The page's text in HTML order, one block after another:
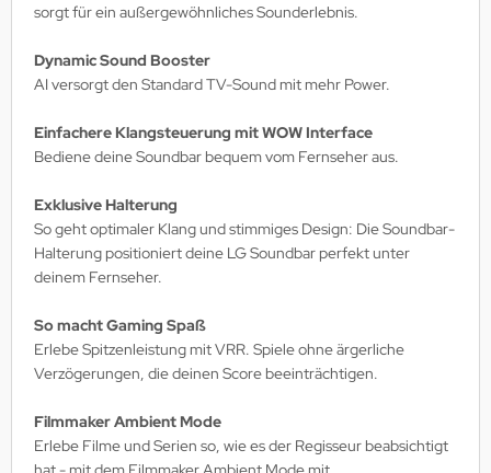
sorgt für ein außergewöhnliches Sounderlebnis.
Dynamic Sound Booster
AI versorgt den Standard TV-Sound mit mehr Power.
Einfachere Klangsteuerung mit WOW Interface
Bediene deine Soundbar bequem vom Fernseher aus.
Exklusive Halterung
So geht optimaler Klang und stimmiges Design: Die Soundbar-
Halterung positioniert deine LG Soundbar perfekt unter
deinem Fernseher.
So macht Gaming Spaß
Erlebe Spitzenleistung mit VRR. Spiele ohne ärgerliche
Verzögerungen, die deinen Score beeinträchtigen.
Filmmaker Ambient Mode
Erlebe Filme und Serien so, wie es der Regisseur beabsichtigt